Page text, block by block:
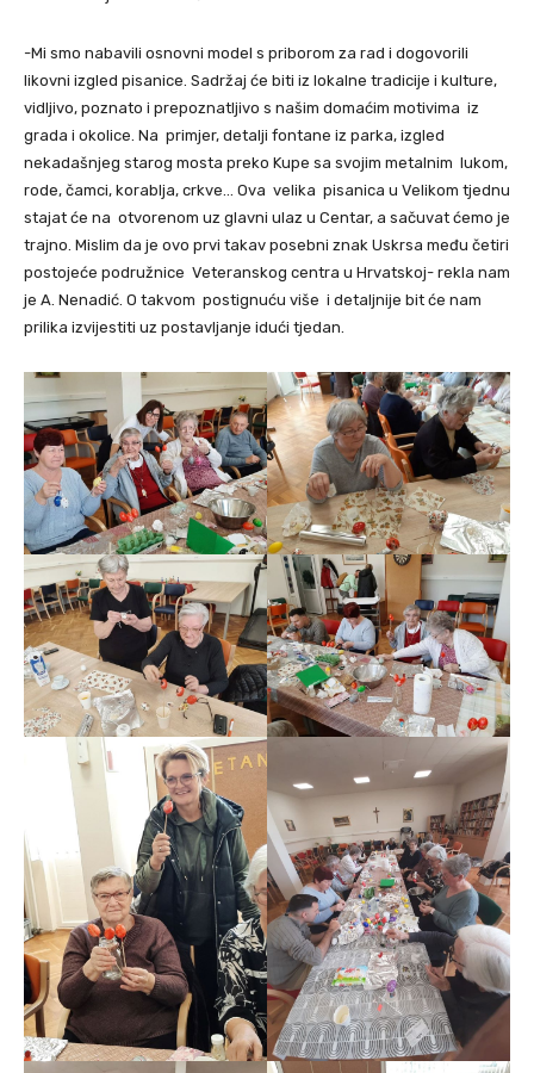
-Mi smo nabavili osnovni model s priborom za rad i dogovorili
likovni izgled pisanice. Sadržaj će biti iz lokalne tradicije i kulture,
vidljivo, poznato i prepoznatljivo s našim domaćim motivima iz
grada i okolice. Na primjer, detalji fontane iz parka, izgled
nekadašnjeg starog mosta preko Kupe sa svojim metalnim lukom,
rode, čamci, korablja, crkve… Ova velika pisanica u Velikom tjednu
stajat će na otvorenom uz glavni ulaz u Centar, a sačuvat ćemo je
trajno. Mislim da je ovo prvi takav posebni znak Uskrsa među četiri
postojeće podružnice Veteranskog centra u Hrvatskoj- rekla nam
je A. Nenadić. O takvom postignuću više i detaljnije bit će nam
prilika izvijestiti uz postavljanje idući tjedan.